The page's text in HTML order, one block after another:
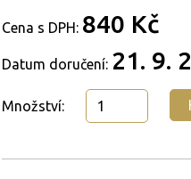
Cena s DPH: 840 Kč
Datum doručení: 21. 9.
Množství: